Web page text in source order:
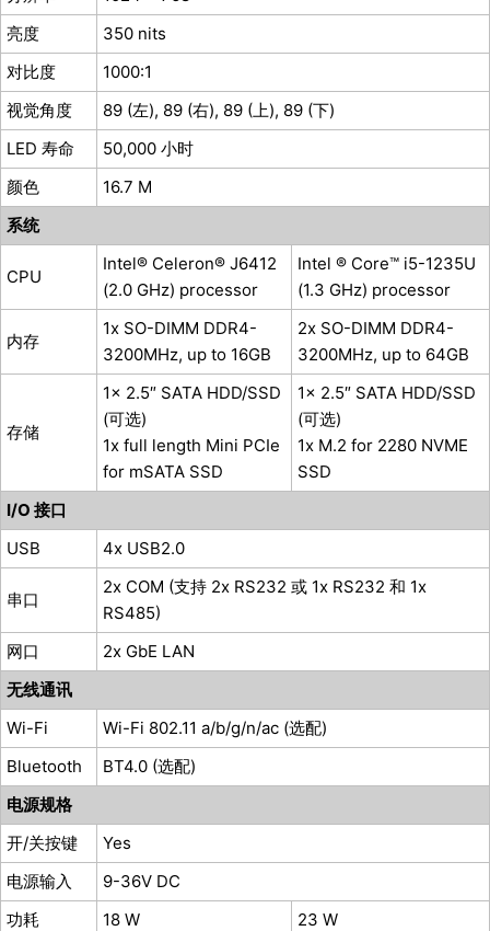
亮度
350 nits
对比度
1000:1
视觉角度
89 (左), 89 (右), 89 (上), 89 (下)
LED 寿命
50,000 小时
颜色
16.7 M
系统
CPU
Intel® Celeron® J6412
(2.0 GHz) processor
Intel ® Core™ i5-1235U
(1.3 GHz) processor
内存
1x SO-DIMM DDR4-
3200MHz, up to 16GB
2x SO-DIMM DDR4-
3200MHz, up to 64GB
存储
1x 2.5″ SATA HDD/SSD
(可选)
1x full length Mini PCIe
for mSATA SSD
1x 2.5″ SATA HDD/SSD
(可选)
1x M.2 for 2280 NVME
SSD
I/O 接口
USB
4x USB2.0
串口
2x COM (支持 2x RS232 或 1x RS232 和 1x
RS485)
网口
2x GbE LAN
无线通讯
Wi-Fi
Wi-Fi 802.11 a/b/g/n/ac (选配)
Bluetooth
BT4.0 (选配)
电源规格
开/关按键
Yes
电源输入
9-36V DC
功耗
18 W
23 W